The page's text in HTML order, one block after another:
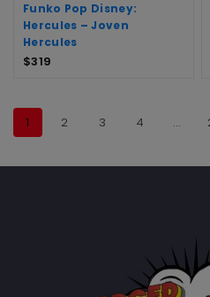
Funko Pop Disney:
Hercules – Joven
Hercules
$319
1 2 3 4 …